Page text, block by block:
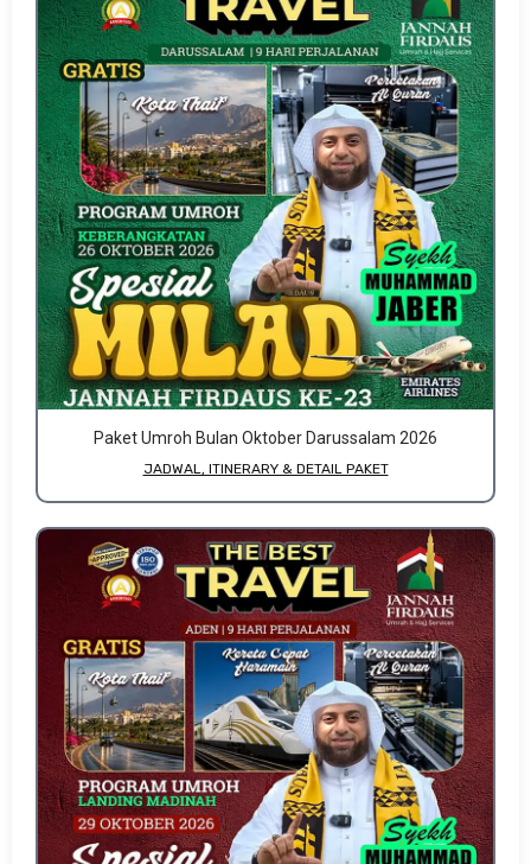
Paket Umroh Bulan Oktober Darussalam 2026
JADWAL, ITINERARY & DETAIL PAKET